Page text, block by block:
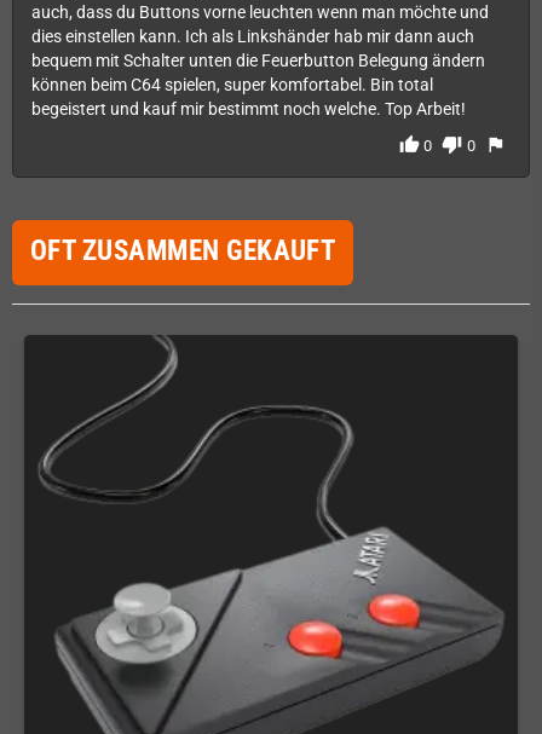
auch, dass du Buttons vorne leuchten wenn man möchte und
dies einstellen kann. Ich als Linkshänder hab mir dann auch
bequem mit Schalter unten die Feuerbutton Belegung ändern
können beim C64 spielen, super komfortabel. Bin total
begeistert und kauf mir bestimmt noch welche. Top Arbeit!
thumb_up 0 thumb_down 0 flag
OFT ZUSAMMEN GEKAUFT